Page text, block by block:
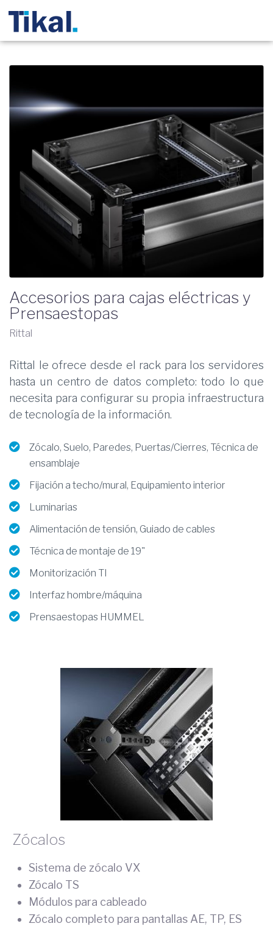
Accesorios para cajas eléctricas y
Prensaestopas
Rittal
Rittal le ofrece desde el rack para los servidores
hasta un centro de datos completo: todo lo que
necesita para configurar su propia infraestructura
de tecnología de la información.
Zócalo, Suelo, Paredes, Puertas/Cierres, Técnica de
ensamblaje
Fijación a techo/mural, Equipamiento interior
Luminarias
Alimentación de tensión, Guiado de cables
Técnica de montaje de 19"
Monitorización TI
Interfaz hombre/máquina
Prensaestopas HUMMEL
Zócalos
Sistema de zócalo VX
Zócalo TS
Módulos para cableado
Zócalo completo para pantallas AE, TP, ES